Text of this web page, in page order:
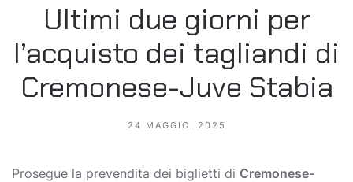
Ultimi due giorni per
l’acquisto dei tagliandi di
Cremonese-Juve Stabia
24 MAGGIO, 2025
Prosegue la prevendita dei biglietti di Cremonese-